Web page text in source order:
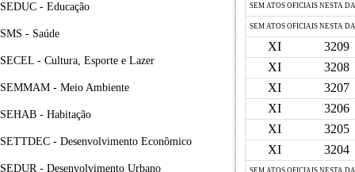
SEDUC - Educação
SMS - Saúde
SECEL - Cultura, Esporte e Lazer
SEMMAM - Meio Ambiente
SEHAB - Habitação
SETTDEC - Desenvolvimento Econômico
SEDUR - Desenvolvimento Urbano
SEM ATOS OFICIAIS NESTA
SEM ATOS OFICIAIS NESTA
XI
3209
XI
3208
XI
3207
XI
3206
XI
3205
XI
3204
SEM ATOS OFICIAIS NESTA